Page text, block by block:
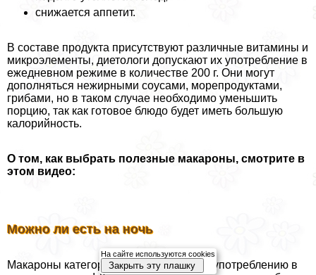
снижается аппетит.
В составе продукта присутствуют различные витамины и
микроэлементы, диетологи допускают их употрeбление в
ежедневном режиме в количестве 200 г. Они могут
дополняться нежирными соусами, морепродуктами,
грибами, но в таком случае необходимо уменьшить
порцию, так как готовое блюдо будет иметь большую
калорийность.
О том, как выбрать полезные макароны, смотрите в
этом видео:
Можно ли есть на ночь
Макароны категорически запрещены к употрeблению в
На сайте используются cookies
Закрыть эту плашку